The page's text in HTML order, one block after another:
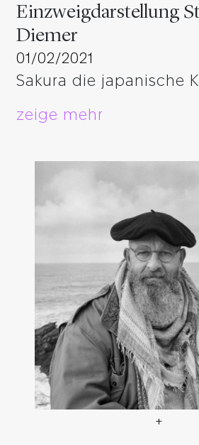
Einzweigdarstellung
Diemer
01/02/2021
Sakura die japanische
zeige mehr
+